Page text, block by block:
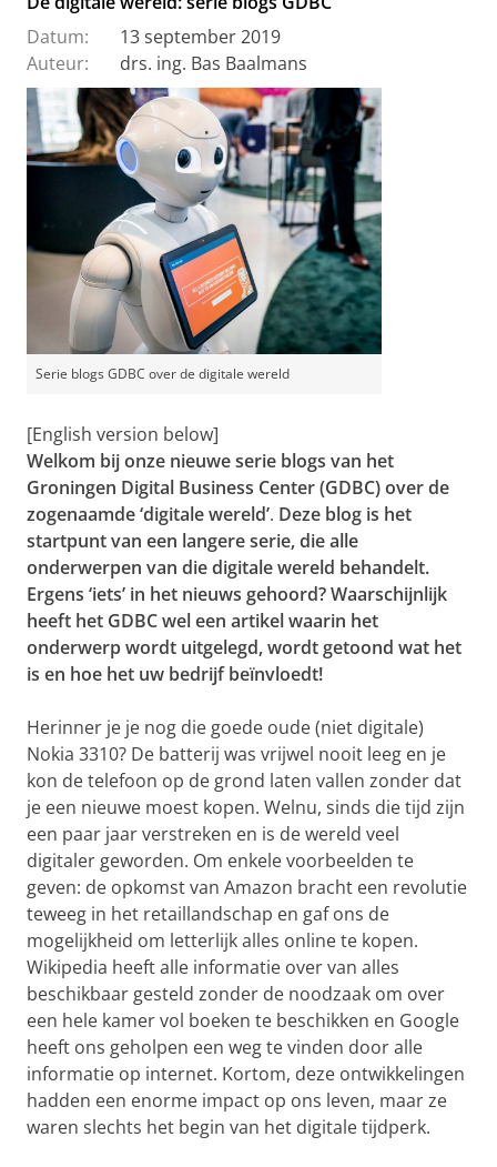
Datum:
13 september 2019
Auteur:
drs. ing. Bas Baalmans
Serie blogs GDBC over de digitale wereld
[English version below]
Welkom bij onze nieuwe serie blogs van het
Groningen Digital Business Center (GDBC) over de
zogenaamde ‘digitale wereld’. Deze blog is het
startpunt van een langere serie, die alle
onderwerpen van die digitale wereld behandelt.
Ergens ‘iets’ in het nieuws gehoord? Waarschijnlijk
heeft het GDBC wel een artikel waarin het
onderwerp wordt uitgelegd, wordt getoond wat het
is en hoe het uw bedrijf beïnvloedt!
Herinner je je nog die goede oude (niet digitale)
Nokia 3310? De batterij was vrijwel nooit leeg en je
kon de telefoon op de grond laten vallen zonder dat
je een nieuwe moest kopen. Welnu, sinds die tijd zijn
een paar jaar verstreken en is de wereld veel
digitaler geworden. Om enkele voorbeelden te
geven: de opkomst van Amazon bracht een revolutie
teweeg in het retaillandschap en gaf ons de
mogelijkheid om letterlijk alles online te kopen.
Wikipedia heeft alle informatie over van alles
beschikbaar gesteld zonder de noodzaak om over
een ​​hele kamer vol boeken te beschikken en Google
heeft ons geholpen een weg te vinden door alle
informatie op internet. Kortom, deze ontwikkelingen
hadden een enorme impact op ons leven, maar ze
waren slechts het begin van het digitale tijdperk.